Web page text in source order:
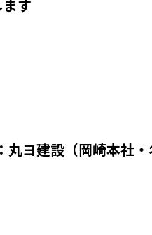
す
ヨ建設（岡崎本社・